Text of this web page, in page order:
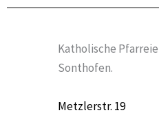
Katholische
Sonthofen.
Metzlerstr. 19